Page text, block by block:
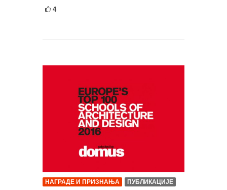
4
НАГРАДЕ И ПРИЗНАЊА ПУБЛИКАЦИЈЕ